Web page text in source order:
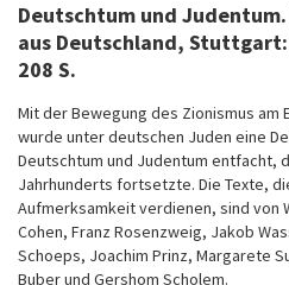
Deutschtum und
aus Deutschland, Stuttgart:
208 S.
Mit der Bewegung des Zionismus am
wurde unter deutschen Juden eine
Deutschtum und Judentum entfacht,
Jahrhunderts fortsetzte. Die Texte,
Aufmerksamkeit verdienen, sind von
Cohen, Franz Rosenzweig, Jakob
Schoeps, Joachim Prinz, Margarete
Buber und Gershom Scholem.